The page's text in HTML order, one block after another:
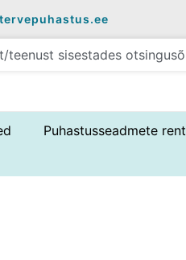
Puhastusseadmete rent